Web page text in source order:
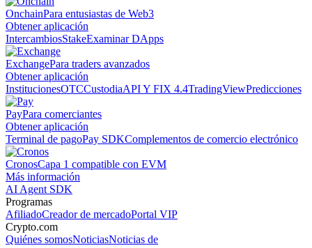
OnchainPara entusiastas de Web3
Obtener aplicación
IntercambiosStakeExaminar DApps
ExchangePara traders avanzados
Obtener aplicación
InstitucionesOTCCustodiaAPI Y FIX 4.4TradingViewPredicciones
PayPara comerciantes
Obtener aplicación
Terminal de pagoPay SDKComplementos de comercio electrónico
CronosCapa 1 compatible con EVM
Más información
AI Agent SDK
Programas
AfiliadoCreador de mercadoPortal VIP
Crypto.com
Quiénes somosNoticiasNoticias de